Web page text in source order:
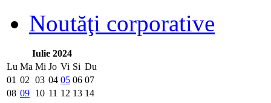
Noutăţi corporative
Iulie 2024
Lu Ma Mi Jo Vi Si Du
01 02 03 04 05 06 07
08 09 10 11 12 13 14